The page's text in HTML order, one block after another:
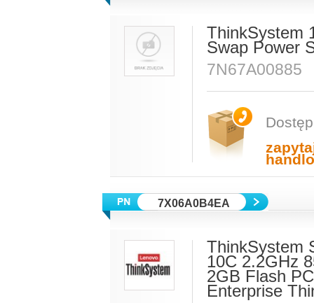
ThinkSystem
Swap Power
7N67A00885
7X06A0B4EA
ThinkSystem
10C 2.2GHz
2GB Flash
Enterprise